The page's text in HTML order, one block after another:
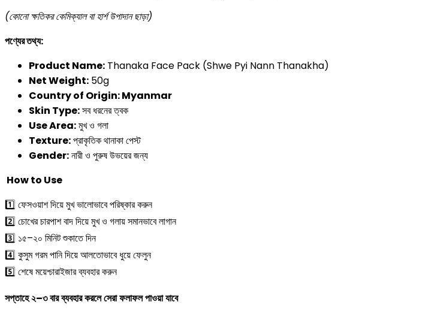
(কোনো ক্ষতিকর কেমিক্যাল বা হার্শউপাদান ছাড়া)
পণ্যেরতথ্য:
Product Name: Thanaka Face Pack (Shwe Pyi Nann Thanakha)
Net Weight: 50g
Country of Origin: Myanmar
Skin Type:সব ধরনের ত্বক
Use Area:মুখ ও গলা
Texture:প্রাকৃতিক থানাকা পেস্ট
Gender:নারী ও পুরুষ উভয়ের জন্য
How to Use
1️⃣ ফেসওয়াশ দিয়ে মুখ ভালোভাবে পরিষ্কার করুন
2️⃣ চোখের চারপাশ বাদ দিয়ে মুখ ও গলায় সমানভাবে লাগান
3️⃣ ১৫–২০ মিনিট শুকাতে দিন
4️⃣ কুসুম গরম পানি দিয়ে আলতোভাবে ধুয়ে ফেলুন
5️⃣ শেষে ময়েশ্চারাইজার ব্যবহার করুন
সপ্তাহে২–৩বারব্যবহারকরলেসেরাফলাফলপাওয়াযাবে